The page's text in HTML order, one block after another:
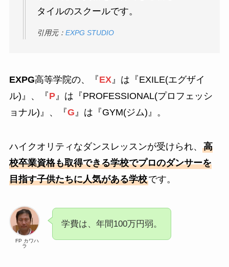
タイルのスクールです。
引用元： EXPG STUDIO
EXPG高等学院の、『EX』は『EXILE(エグザイ
ル)』、『P』は『PROFESSIONAL(プロフェッシ
ョナル)』、『G 』は『GYM(ジム)』。
ハイクオリティなダンスレッスンが受けられ、 高
校卒業資格も取得できる学校でプロのダンサーを
目指す子供たちに人気がある学校です。
FP カワハ
ラ
学費は、年間100万円弱。